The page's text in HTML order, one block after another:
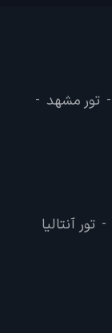
- تور مشهد -
- تور آنتالیا